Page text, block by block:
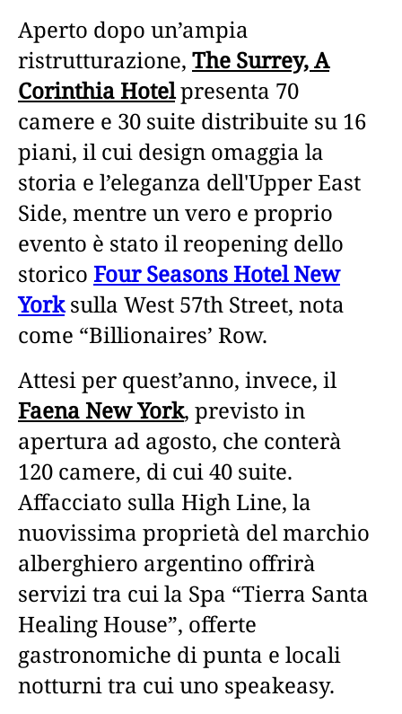
Aperto dopo un’ampia
ristrutturazione, The Surrey, A
Corinthia Hotelpresenta 70
camere e 30 suite distribuite su 16
piani, il cui design omaggia la
storia e l’eleganza dell'Upper East
Side, mentre un vero e proprio
evento è stato il reopening dello
storico Four Seasons Hotel New
Yorksulla West 57th Street, nota
come “Billionaires’ Row.
Attesi per quest’anno, invece, il
Faena New York, previsto in
apertura ad agosto, che conterà
120 camere, di cui 40 suite.
Affacciato sulla High Line, la
nuovissima proprietà del marchio
alberghiero argentino offrirà
servizi tra cui la Spa “Tierra Santa
Healing House”, offerte
gastronomiche di punta e locali
notturni tra cui uno speakeasy.